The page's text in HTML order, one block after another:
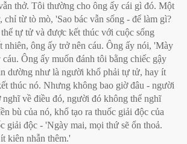
thở. Tôi thường cho ông ấy cái gì đó. Một
chỉ từ tò mò, 'Sao bác vẫn sống - để làm gì?
tự tử và được kết thúc với cuộc sống
nhiên, ông ấy trở nên cáu. Ông ấy nói, 'Mày
Ông ấy muốn đánh tôi bằng chiếc gậy
dường như là người khổ phải tự tử, hay ít
thúc nó. Nhưng không bao giờ đâu - người
về điều đó, người đó không thể nghĩ
bù của nó, khổ tạo ra thuốc giải độc của
giải độc - 'Ngày mai, mọi thứ sẽ ổn thoả.
kiên nhẫn thêm.'